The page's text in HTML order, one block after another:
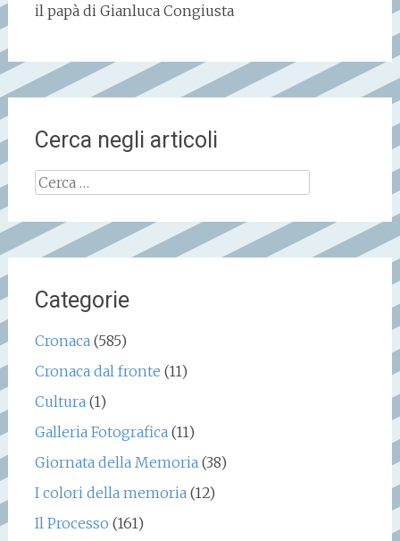
il papà di Gianluca Congiusta
Cerca negli articoli
Ricerca
per:
Categorie
Cronaca (585)
Cronaca dal fronte (11)
Cultura (1)
Galleria Fotografica (11)
Giornata della Memoria (38)
I colori della memoria (12)
Il Processo (161)